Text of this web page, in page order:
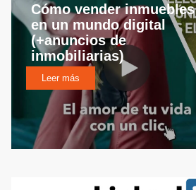
Cómo vender inmuebles
en un mundo digital
(+anuncios de
inmobiliarias)
Leer más